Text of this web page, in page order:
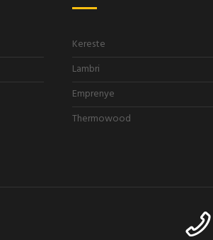
Kereste
Lambri
Emprenye
Thermowood